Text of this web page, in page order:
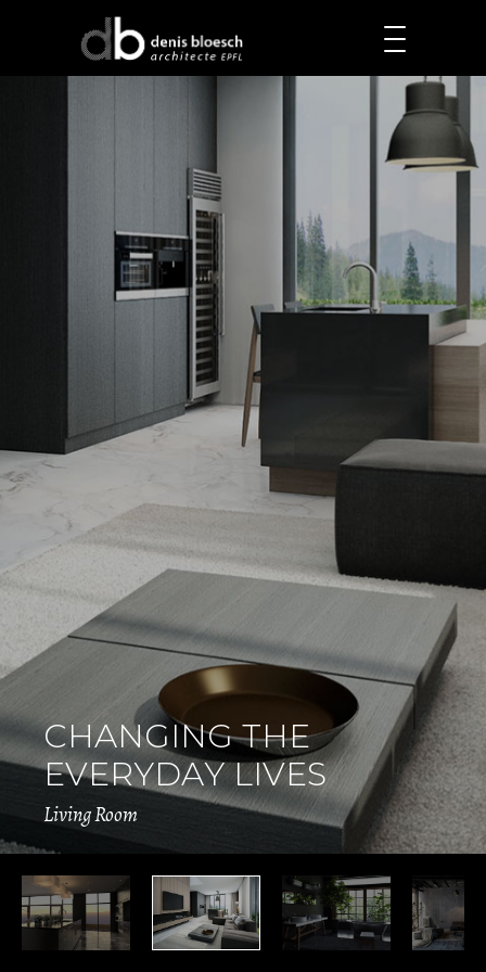
CHANGING THE
EVERYDAY LIVES
Living Room